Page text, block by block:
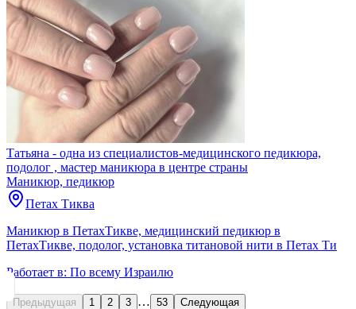
Татьяна - одна из специалистов-медицинского педикюра,
подолог , мастер маникюра в центре страны
Маникюр, педикюр
Петах Тиква
Маникюр в ПетахТикве, медицинский педикюр в
ПетахТикве, подолог, установка титановой нити в Петах Ти
Работает в: По всему Израилю
Предыдущая 1 2 3 … 53 Следующая